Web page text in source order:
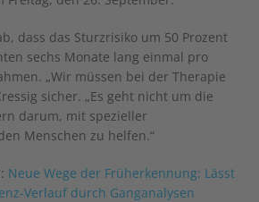
dass das Sturzrisiko um 50 Prozent
sechs Monate lang einmal pro
„Wir müssen bei der Therapie
sicher. „Es geht nicht um die
darum, mit spezieller
Menschen zu helfen.“
Neue Wege der Früherkennung: Lässt
Verlauf durch Ganganalysen